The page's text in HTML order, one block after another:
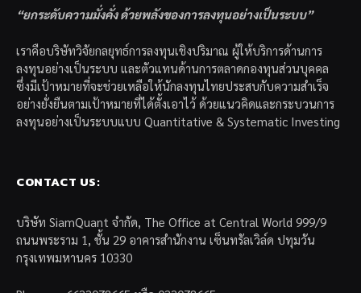
“ยกระดับความมั่งคั่ง ด้วยพลังของการลงทุนอย่างเป็นระบบ”
เราคือบริษัทวิจัยกลยุทธ์การลงทุนเชิงปริมาณ ผู้ให้บริการด้านการ
ลงทุนอย่างเป็นระบบ และตัวแทนด้านการตลาดกองทุนส่วนบุคคล
ซึ่งมีเป้าหมายที่จะช่วยเหลือให้นักลงทุนไทยประสบกับความสำเร็จ
อย่างยั่งยืนตามเป้าหมายที่ได้ตั้งเอาไว้ ด้วยแนวคิดและกระบวนการ
ลงทุนอย่างเป็นระบบแบบ Quantitative & Systematic Investing
CONTACT US:
บริษัท SiamQuant จำกัด, The Office at Central World 999/9
ถนนพระราม 1, ชั้น 29 อาคารสำนักงาน เซ็นทรัลเวิล์ด ปทุมวัน
กรุงเทพมหานคร 10330